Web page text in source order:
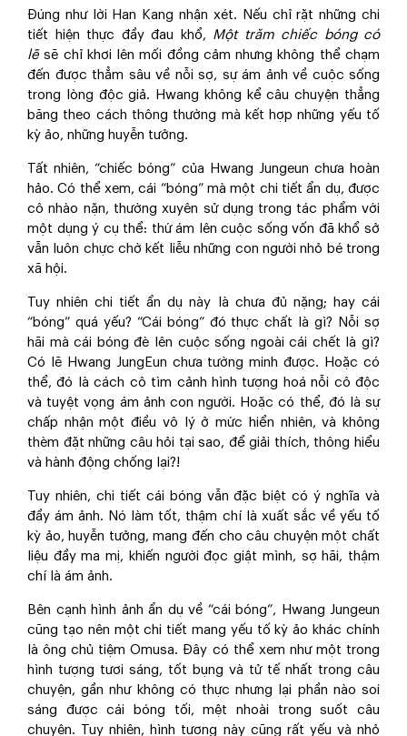
Đúng như lời Han Kang nhận xét. Nếu chỉ rặt những chi
tiết hiện thực đầy đau khổ, Một trăm chiếc bóng có
lẽsẽ chỉ khơi lên mối đồng cảm nhưng không thể chạm
đến được thẳm sâu về nỗi sợ, sự ám ảnh về cuộc sống
trong lòng độc giả. Hwang không kể câu chuyện thẳng
băng theo cách thông thường mà kết hợp những yếu tố
kỳ ảo, những huyễn tưởng.
Tất nhiên, “chiếc bóng” của Hwang Jungeun chưa hoàn
hảo. Có thể xem, cái “bóng” mà một chi tiết ẩn dụ, được
cô nhào nặn, thường xuyên sử dụng trong tác phẩm với
một dụng ý cụ thể: thứ ám lên cuộc sống vốn đã khổ sở
vẫn luôn chực chờ kết liễu những con người nhỏ bé trong
xã hội.
Tuy nhiên chi tiết ẩn dụ này là chưa đủ nặng; hay cái
“bóng” quá yếu? “Cái bóng” đó thực chất là gì? Nỗi sợ
hãi mà cái bóng đè lên cuộc sống ngoài cái chết là gì?
Có lẽ Hwang JungEun chưa tường minh được. Hoặc có
thể, đó là cách cô tìm cảnh hình tượng hoá nỗi cô độc
và tuyệt vọng ám ảnh con người. Hoặc có thể, đó là sự
chấp nhận một điều vô lý ở mức hiển nhiên, và không
thèm đặt những câu hỏi tại sao, để giải thích, thông hiểu
và hành động chống lại?!
Tuy nhiên, chi tiết cái bóng vẫn đặc biệt có ý nghĩa và
đầy ám ảnh. Nó làm tốt, thậm chí là xuất sắc về yếu tố
kỳ ảo, huyễn tưởng, mang đến cho câu chuyện một chất
liệu đầy ma mị, khiến người đọc giật mình, sợ hãi, thậm
chí là ám ảnh.
Bên cạnh hình ảnh ẩn dụ về “cái bóng”, Hwang Jungeun
cũng tạo nên một chi tiết mang yếu tố kỳ ảo khác chính
là ông chủ tiệm Omusa. Đây có thể xem như một trong
hình tượng tươi sáng, tốt bụng và tử tế nhất trong câu
chuyện, gần như không có thực nhưng lại phần nào soi
sáng được cái bóng tối, mệt nhoài trong suốt câu
chuyện. Tuy nhiên, hình tượng này cũng rất yếu và nhỏ